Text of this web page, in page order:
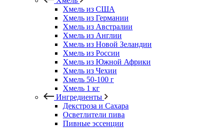
Хмель из США
Хмель из Германии
Хмель из Австралии
Хмель из Англии
Хмель из Новой Зеландии
Хмель из России
Хмель из Южной Африки
Хмель из Чехии
Хмель 50-100 г
Хмель 1 кг
Ингредиенты
Декстроза и Сахара
Осветлители пива
Пивные эссенции